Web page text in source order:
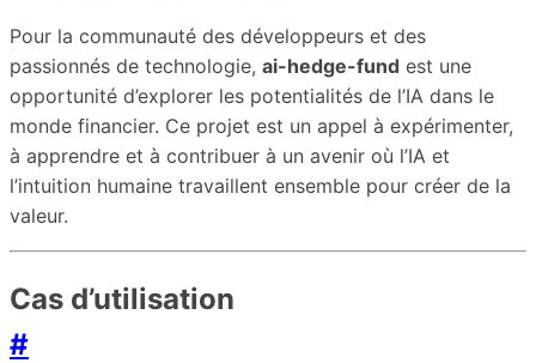
Pour la communauté des développeurs et des
passionnés de technologie, ai-hedge-fund est une
opportunité d’explorer les potentialités de l’IA dans le
monde financier. Ce projet est un appel à expérimenter,
à apprendre et à contribuer à un avenir où l’IA et
l’intuition humaine travaillent ensemble pour créer de la
valeur.
Cas d’utilisation
#